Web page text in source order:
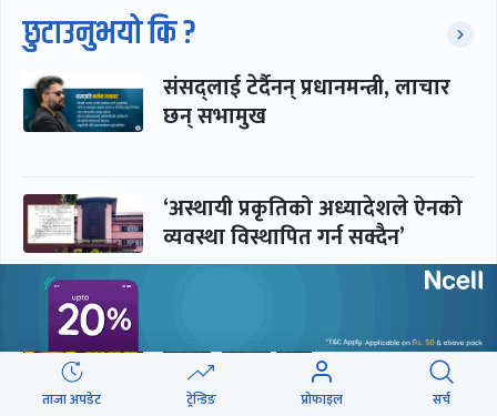
छुटाउनुभयो कि ?
संसद्लाई टेर्दैनन् प्रधानमन्त्री, लाचार
छन् सभामुख
‘अस्थायी प्रकृतिको अध्यादेशले ऐनको
व्यवस्था विस्थापित गर्न सक्दैन’
सरकार-प्रसाईं लुकामारी : छिनमै
पक्राउ, तुरुन्तै रिहा
ताजा अपडेट ट्रेन्डिङ प्रोफाइल सर्च